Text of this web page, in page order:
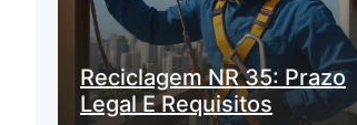
Reciclagem NR 35: Prazo
Legal E Requisitos